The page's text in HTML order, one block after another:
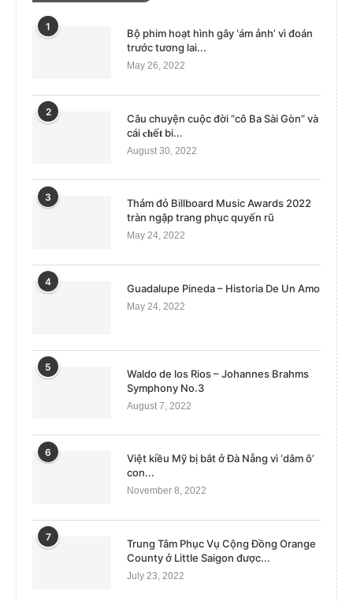
1
Bộ phim hoạt hình gây ‘ám ảnh’ vì đoán
trước tương lai...
May 26, 2022
2
Câu chuyện cuộc đời “cô Ba Sài Gòn” và
cái 𝐜𝐡ế𝐭 bi...
August 30, 2022
3
Thảm đỏ Billboard Music Awards 2022
tràn ngập trang phục quyến rũ
May 24, 2022
4
Guadalupe Pineda – Historia De Un Amo
May 24, 2022
5
Waldo de los Rios – Johannes Brahms
Symphony No.3
August 7, 2022
6
Việt kiều Mỹ bị bắt ở Đà Nẵng vì ‘dâm ô’
con...
November 8, 2022
7
Trung Tâm Phục Vụ Cộng Đồng Orange
County ở Little Saigon được...
July 23, 2022